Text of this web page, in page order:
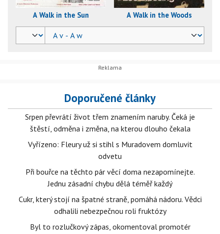
A Walk in the Sun A Walk in the Woods
Doporučené články
Srpen převrátí život třem znamením naruby. Čeká je
štěstí, odměna i změna, na kterou dlouho čekala
Vyřízeno: Fleury už si stihl s Muradovem domluvit
odvetu
Při bouřce na těchto pár věcí doma nezapomínejte.
Jednu zásadní chybu dělá téměř každý
Cukr, který stojí na špatné straně, pomáhá nádoru. Vědci
odhalili nebezpečnou roli fruktózy
Byl to rozlučkový zápas, okomentoval promotér